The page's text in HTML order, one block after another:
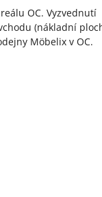
OC. Vyzvednutí
(nákladní
Möbelix v OC.